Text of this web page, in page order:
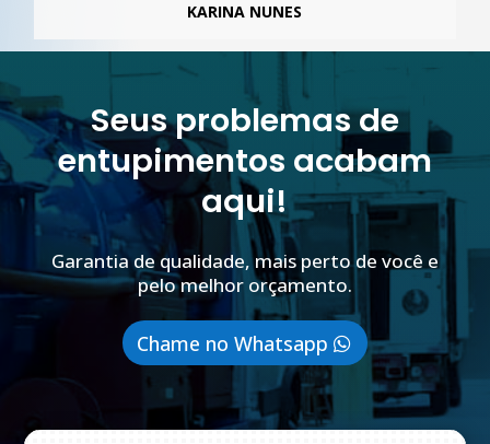
KARINA NUNES
Seus problemas de
entupimentos acabam
aqui!
Garantia de qualidade, mais perto de você e
pelo melhor orçamento.
Chame no Whatsapp